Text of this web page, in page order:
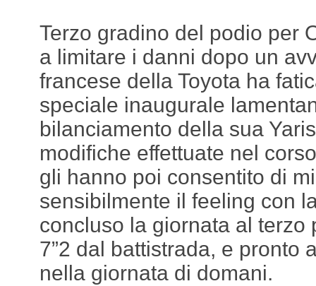
Terzo gradino del podio per
a limitare i danni dopo un
francese della Toyota ha
speciale inaugurale
bilanciamento della sua
modifiche effettuate nel
gli hanno poi consentito di
sensibilmente il feeling con
concluso la giornata al terzo
7”2 dal battistrada, e pronto
nella giornata di domani.